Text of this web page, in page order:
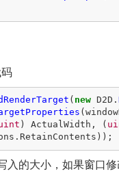
( new D2D .
(
) ActualWidth , (
. RetainContents ));
的大小，如果窗口